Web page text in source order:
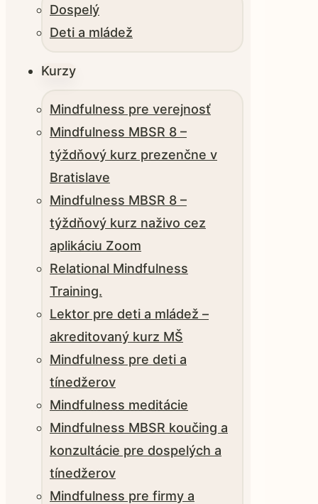
Dospelý
Deti a mládež
Kurzy
Mindfulness pre verejnosť
Mindfulness MBSR 8 –
týždňový kurz prezenčne v
Bratislave
Mindfulness MBSR 8 –
týždňový kurz naživo cez
aplikáciu Zoom
Relational Mindfulness
Training.
Lektor pre deti a mládež –
akreditovaný kurz MŠ
Mindfulness pre deti a
tínedžerov
Mindfulness meditácie
Mindfulness MBSR koučing a
konzultácie pre dospelých a
tínedžerov
Mindfulness pre firmy a